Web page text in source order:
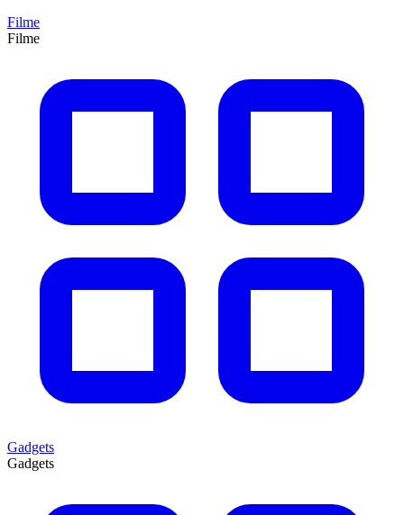
Filme
Filme
Gadgets
Gadgets